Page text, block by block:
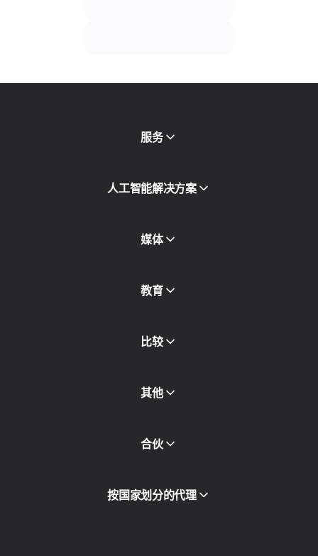
服务
移动代理
住宅代理
代理目录
人工智能解决方案
媒体
博客和文章
合作伙伴
教育
免费书
比较
其他
API访问
集成
合伙
合作伙伴计划
转售
按国家划分的代理